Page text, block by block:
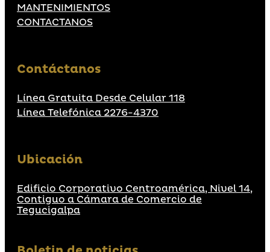
MANTENIMIENTOS
CONTACTANOS
Contáctanos
Línea Gratuita Desde Celular 118
Línea Telefónica 2276-4370
Ubicación
Edificio Corporativo Centroamérica, Nivel 14,
Contiguo a Cámara de Comercio de
Tegucigalpa